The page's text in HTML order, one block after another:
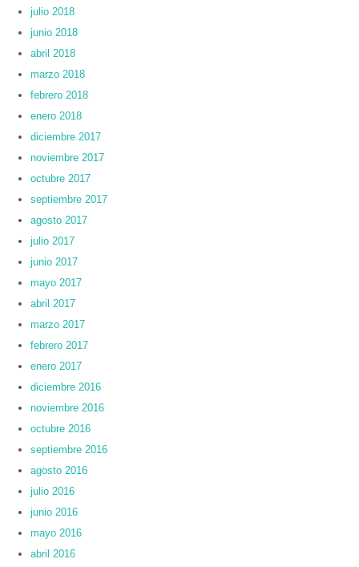
julio 2018
junio 2018
abril 2018
marzo 2018
febrero 2018
enero 2018
diciembre 2017
noviembre 2017
octubre 2017
septiembre 2017
agosto 2017
julio 2017
junio 2017
mayo 2017
abril 2017
marzo 2017
febrero 2017
enero 2017
diciembre 2016
noviembre 2016
octubre 2016
septiembre 2016
agosto 2016
julio 2016
junio 2016
mayo 2016
abril 2016